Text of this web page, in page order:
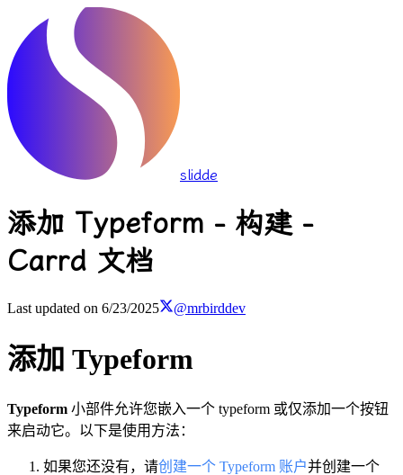
slidde
添加 Typeform - 构建 -
Carrd 文档
Last updated on 6/23/2025 @mrbirddev
添加 Typeform
Typeform 小部件允许您嵌入一个 typeform 或仅添加一个按钮
来启动它。以下是使用方法：
如果您还没有，请创建一个 Typeform 账户并创建一个